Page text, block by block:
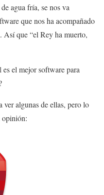
agua fría, se nos va
que nos ha acompañado
Así que “el Rey ha muerto,
el mejor software para
ver algunas de ellas, pero lo
opinión: